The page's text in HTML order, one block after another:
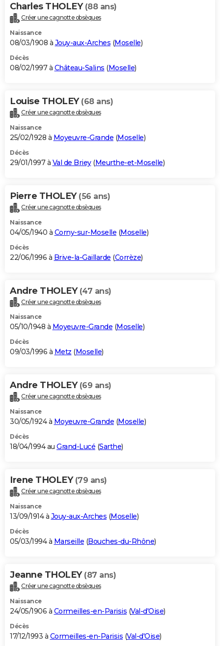
Charles THOLEY (88 ans)
Créer une cagnotte obsèques
Naissance
08/03/1908 à Jouy-aux-Arches (Moselle)
Décès
08/02/1997 à Château-Salins (Moselle)
Louise THOLEY (68 ans)
Créer une cagnotte obsèques
Naissance
25/02/1928 à Moyeuvre-Grande (Moselle)
Décès
29/01/1997 à Val de Briey(Meurthe-et-Moselle)
Pierre THOLEY (56 ans)
Créer une cagnotte obsèques
Naissance
04/05/1940 à Corny-sur-Moselle (Moselle)
Décès
22/06/1996 à Brive-la-Gaillarde (Corrèze)
Andre THOLEY (47 ans)
Créer une cagnotte obsèques
Naissance
05/10/1948 à Moyeuvre-Grande (Moselle)
Décès
09/03/1996 à Metz (Moselle)
Andre THOLEY (69 ans)
Créer une cagnotte obsèques
Naissance
30/05/1924 à Moyeuvre-Grande (Moselle)
Décès
18/04/1994 au Grand-Lucé (Sarthe)
Irene THOLEY (79 ans)
Créer une cagnotte obsèques
Naissance
13/09/1914 à Jouy-aux-Arches (Moselle)
Décès
05/03/1994 à Marseille (Bouches-du-Rhône)
Jeanne THOLEY (87 ans)
Créer une cagnotte obsèques
Naissance
24/05/1906 à Cormeilles-en-Parisis (Val-d'Oise)
Décès
17/12/1993 à Cormeilles-en-Parisis (Val-d'Oise)